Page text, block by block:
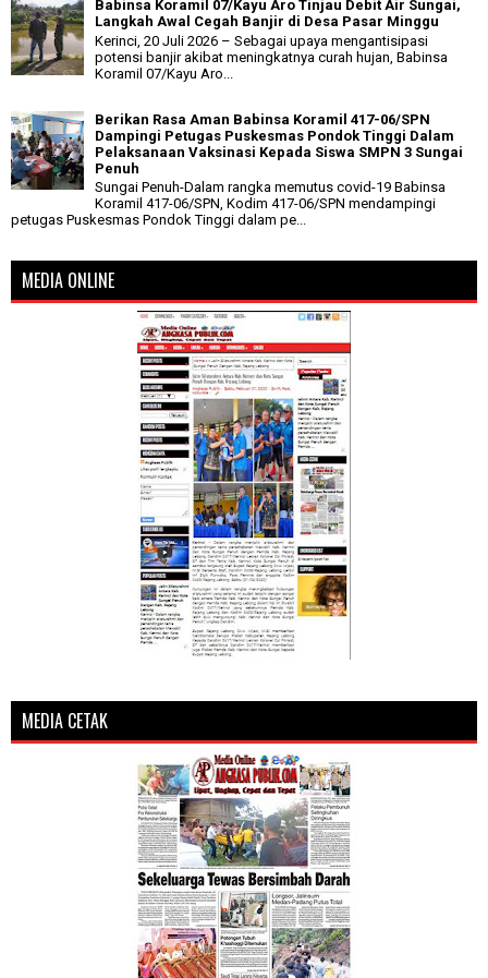
Babinsa Koramil 07/Kayu Aro Tinjau Debit Air Sungai,
Langkah Awal Cegah Banjir di Desa Pasar Minggu
Kerinci, 20 Juli 2026 – Sebagai upaya mengantisipasi
potensi banjir akibat meningkatnya curah hujan, Babinsa
Koramil 07/Kayu Aro...
Berikan Rasa Aman Babinsa Koramil 417-06/SPN
Dampingi Petugas Puskesmas Pondok Tinggi Dalam
Pelaksanaan Vaksinasi Kepada Siswa SMPN 3 Sungai
Penuh
Sungai Penuh-Dalam rangka memutus covid-19 Babinsa
Koramil 417-06/SPN, Kodim 417-06/SPN mendampingi
petugas Puskesmas Pondok Tinggi dalam pe...
MEDIA ONLINE
MEDIA CETAK